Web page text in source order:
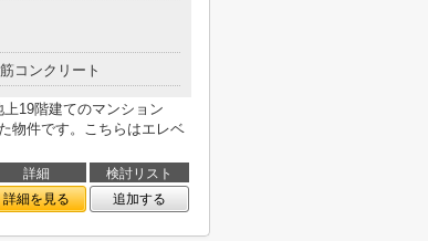
コンクリート
19階建てのマンション
物件です。こちらはエレベ
詳細
検討リスト
詳細を見る 追加する